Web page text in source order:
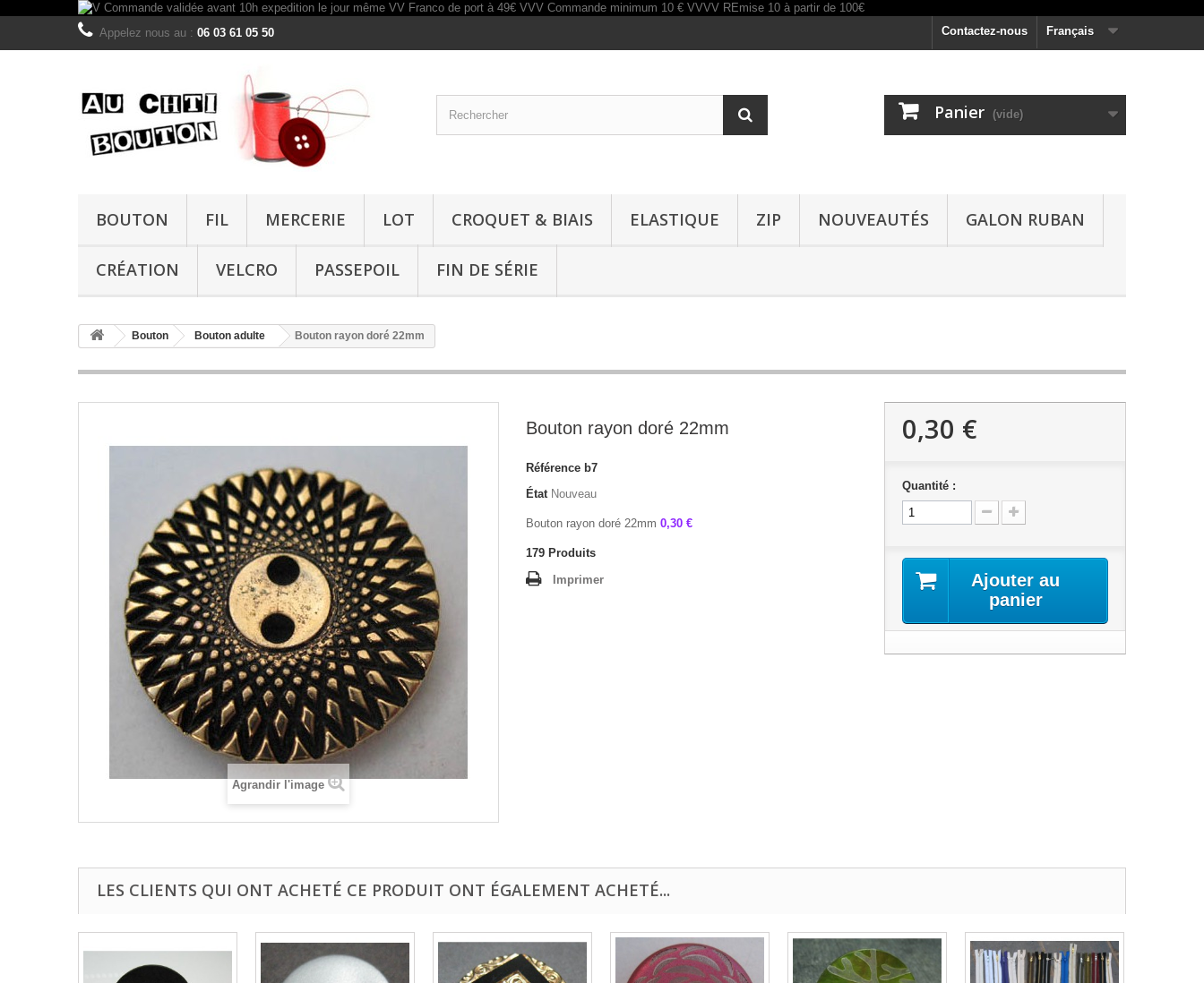
Français
Contactez-nous
Appelez nous au : 06 03 61 05 50
Panier (vide)
BOUTON FIL MERCERIE LOT CROQUET & BIAIS ELASTIQUE ZIP NOUVEAUTÉS GALON RUBAN
CRÉATION VELCRO PASSEPOIL FIN DE SÉRIE
Bouton Bouton adulte Bouton rayon doré 22mm
Agrandir l'image
Bouton rayon doré 22mm
Référence b7
État Nouveau
Bouton rayon doré 22mm 0,30 €
179 Produits
Imprimer
0,30 €
Quantité :
Ajouter au
panier
LES CLIENTS QUI ONT ACHETÉ CE PRODUIT ONT ÉGALEMENT ACHETÉ...